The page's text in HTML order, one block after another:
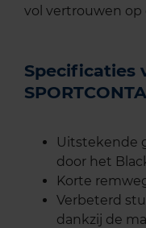
vol vertrouwen
Specificaties
Uitstekende
door het
Korte
Verbeterd
dankzij de